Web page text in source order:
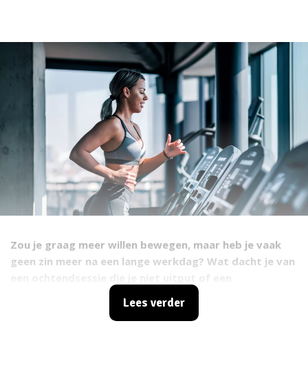
Zou je graag meer willen bewegen, maar heb je vaak
geen zin meer na een lange werkdag? Wat dacht je van
avondtraining die je aankunt? Maak kennis met zone 2
Lees verder